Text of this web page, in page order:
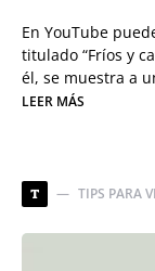
En YouTube
titulado “Fríos y
él, se muestra a
LEER MÁS
T TIPS PARA